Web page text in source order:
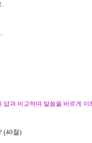
.
.
답과 비교하며 말씀을 바르게 이
(40절)